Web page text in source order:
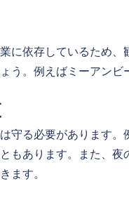
に依存しているため
。例えばミーアン
る必要があります
もあります。また、
ます。